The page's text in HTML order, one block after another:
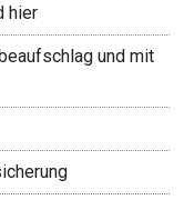
hier
und mit